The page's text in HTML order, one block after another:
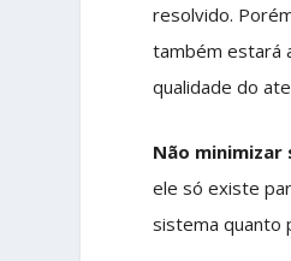
resolvido.
também estará
qualidade do
Não minimizar
ele só existe
sistema quanto